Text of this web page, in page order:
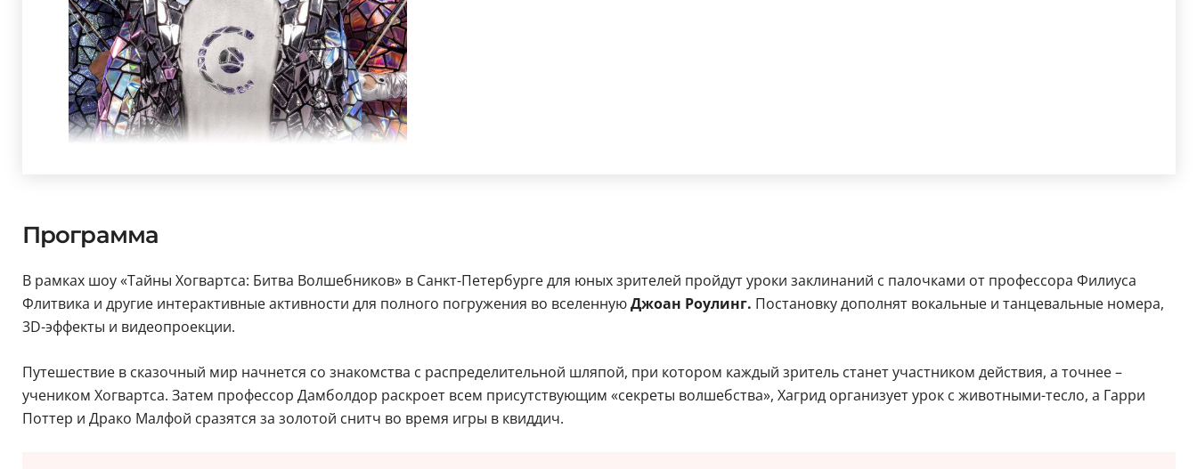
Программа
В рамках шоу «Тайны Хогвартса: Битва Волшебников» в Санкт-Петербурге для юных зрителей пройдут уроки заклинаний с палочками от профессора Филиуса
Флитвика и другие интерактивные активности для полного погружения во вселеннуюДжоан Роулинг. Постановку дополнят вокальные и танцевальные номера,
3D-эффекты и видеопроекции.
Путешествие в сказочный мир начнется со знакомства с распределительной шляпой, при котором каждый зритель станет участником действия, а точнее –
учеником Хогвартса. Затем профессор Дамболдор раскроет всем присутствующим «секреты волшебства», Хагрид организует урок с животными-тесло, а Гарри
Поттер и Драко Малфой сразятся за золотой снитч во время игры в квиддич.